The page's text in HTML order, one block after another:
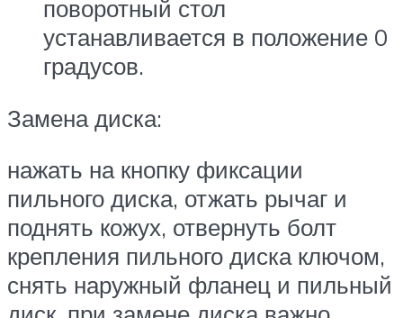
поворотный стол
устанавливается в положение 0
градусов.
Замена диска:
нажать на кнопку фиксации
пильного диска, отжать рычаг и
поднять кожух, отвернуть болт
крепления пильного диска ключом,
снять наружный фланец и пильный